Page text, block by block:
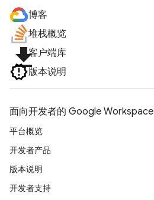
博客
堆栈概览
file_download客户端库
版本说明
面向开发者的 Google Workspace
平台概览
开发者产品
版本说明
开发者支持